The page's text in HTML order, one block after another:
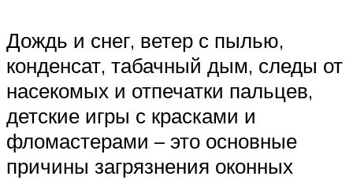
Дождь и снег, ветер с пылью,
конденсат, табачный дым, следы от
насекомых и отпечатки пальцев,
детские игры с красками и
фломастерами – это основные
причины загрязнения оконных